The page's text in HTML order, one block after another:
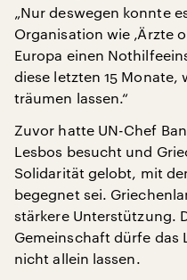
„Nur deswegen konnte
Organisation wie ‚Ärzte
Europa einen
diese letzten 15 Monate,
träumen lassen.“
Zuvor hatte UN-Chef
Lesbos besucht und
Solidarität gelobt, mit
begegnet sei.
stärkere Unterstützung.
Gemeinschaft dürfe das
nicht allein lassen.